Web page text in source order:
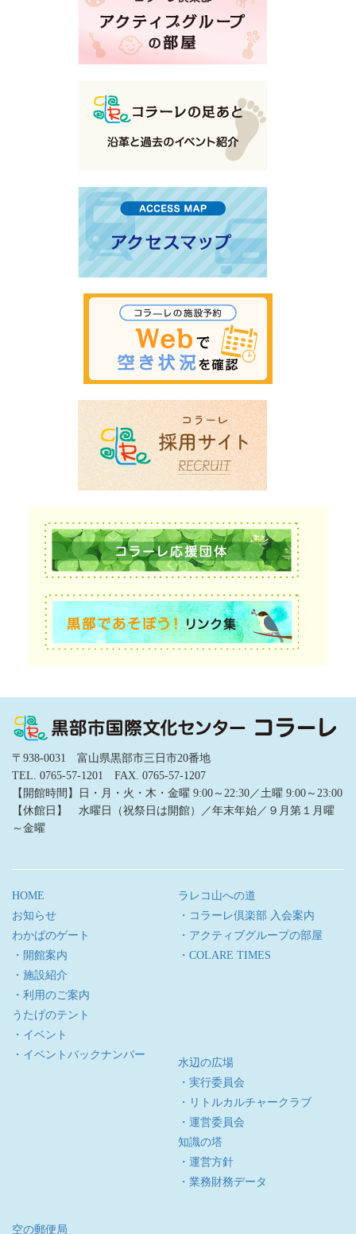
〒938-0031 富山県黒部市三日市20番地
TEL. 0765-57-1201 FAX. 0765-57-1207
【開館時間】日・月・火・木・金曜 9:00～22:30／土曜 9:00～23:00
【休館日】 水曜日（祝祭日は開館）／年末年始／９月第１月曜
～金曜
HOME
お知らせ
わかばのゲート
・開館案内
・施設紹介
・利用のご案内
うたげのテント
・イベント
・イベントバックナンバー
ラレコ山への道
・コラーレ倶楽部 入会案内
・アクティブグループの部屋
・COLARE TIMES
水辺の広場
・実行委員会
・リトルカルチャークラブ
・運営委員会
知識の塔
・運営方針
・業務財務データ
空の郵便局